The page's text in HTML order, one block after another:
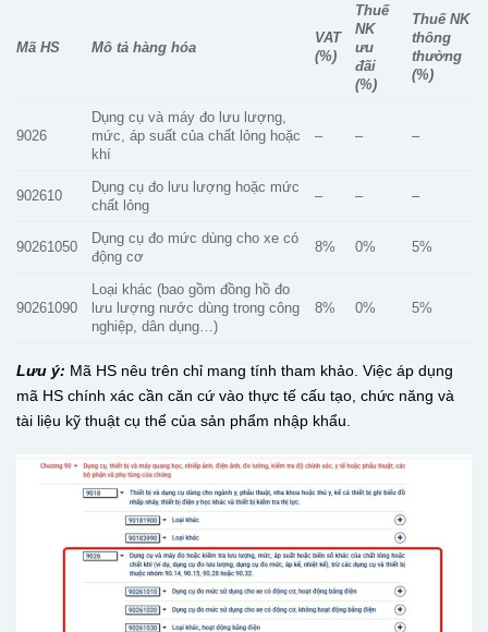
Mã HS Mô tả hàng hóa
VAT
(%)
Thuế
NK
ưu
đãi
(%)
Thuế NK
thông
thường
(%)
9026
Dụng cụ và máy đo lưu lượng,
mức, áp suất của chất lỏng hoặc
khí
– – –
902610
Dụng cụ đo lưu lượng hoặc mức
chất lỏng
– – –
90261050
Dụng cụ đo mức dùng cho xe có
động cơ
8% 0% 5%
90261090
Loại khác (bao gồm đồng hồ đo
lưu lượng nước dùng trong công
nghiệp, dân dụng…)
8% 0% 5%
Lưu ý: Mã HS nêu trên chỉ mang tính tham khảo. Việc áp dụng
mã HS chính xác cần căn cứ vào thực tế cấu tạo, chức năng và
tài liệu kỹ thuật cụ thể của sản phẩm nhập khẩu.